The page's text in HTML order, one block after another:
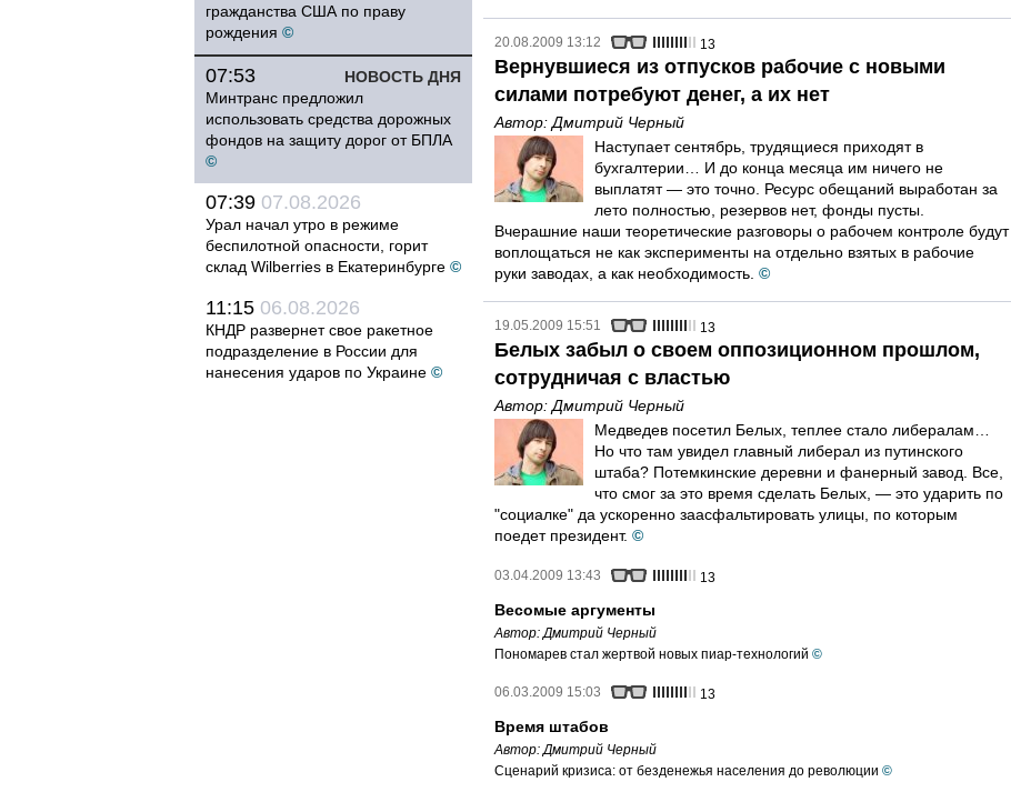
гражданства США по праву
рождения ©
НОВОСТЬ ДНЯ
07:53
Минтранс предложил
использовать средства дорожных
фондов на защиту дорог от БПЛА
©
07:39 07.08.2026
Урал начал утро в режиме
беспилотной опасности, горит
склад Wilberries в Екатеринбурге ©
11:15 06.08.2026
КНДР развернет свое ракетное
подразделение в России для
нанесения ударов по Украине ©
20.08.2009 13:12 13
Вернувшиеся из отпусков рабочие с новыми
силами потребуют денег, а их нет
Автор: Дмитрий Черный
Наступает сентябрь, трудящиеся приходят в
бухгалтерии… И до конца месяца им ничего не
выплатят — это точно. Ресурс обещаний выработан за
лето полностью, резервов нет, фонды пусты.
Вчерашние наши теоретические разговоры о рабочем контроле будут
воплощаться не как эксперименты на отдельно взятых в рабочие
руки заводах, а как необходимость. ©
19.05.2009 15:51 13
Белых забыл о своем оппозиционном прошлом,
сотрудничая с властью
Автор: Дмитрий Черный
Медведев посетил Белых, теплее стало либералам…
Но что там увидел главный либерал из путинского
штаба? Потемкинские деревни и фанерный завод. Все,
что смог за это время сделать Белых, — это ударить по
"социалке" да ускоренно заасфальтировать улицы, по которым
поедет президент. ©
03.04.2009 13:43 13
Весомые аргументы
Автор:Дмитрий Черный
Пономарев стал жертвой новых пиар-технологий ©
06.03.2009 15:03 13
Время штабов
Автор:Дмитрий Черный
Сценарий кризиса: от безденежья населения до революции ©